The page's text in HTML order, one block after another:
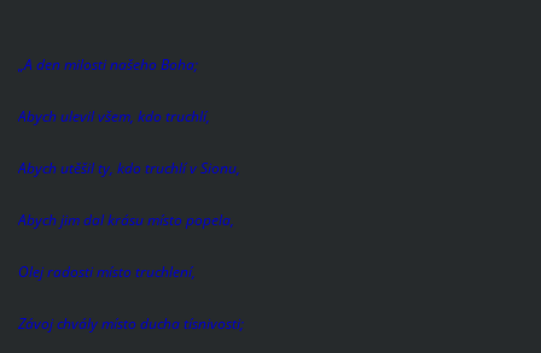
„A den milosti našeho Boha;
Abych ulevil všem, kdo truchlí,
Abych utěšil ty, kdo truchlí v Sionu,
Abych jim dal krásu místo popela,
Olej radosti místo truchlení,
Závoj chvály místo ducha tísnivosti;